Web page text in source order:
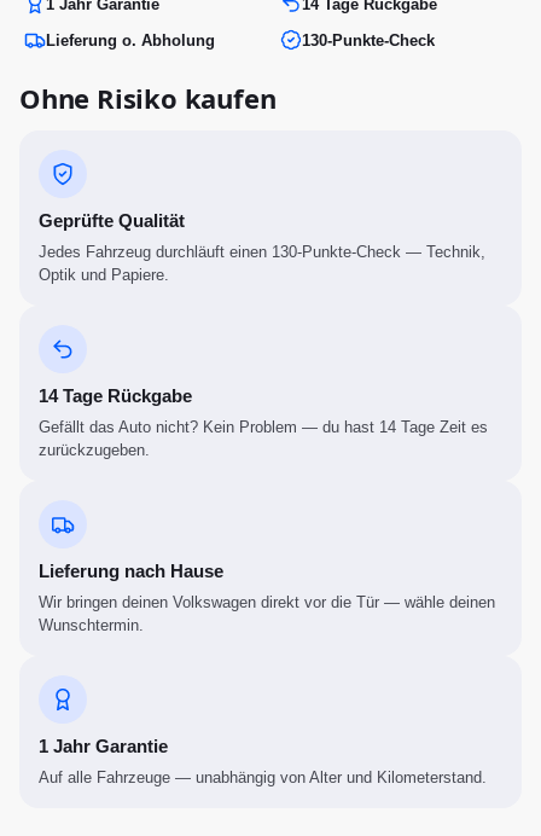
1 Jahr Garantie
14 Tage Rückgabe
Lieferung o. Abholung
130-Punkte-Check
Ohne Risiko kaufen
Geprüfte Qualität
Jedes Fahrzeug durchläuft einen 130-Punkte-Check — Technik,
Optik und Papiere.
14 Tage Rückgabe
Gefällt das Auto nicht? Kein Problem — du hast 14 Tage Zeit es
zurückzugeben.
Lieferung nach Hause
Wir bringen deinen Volkswagen direkt vor die Tür — wähle deinen
Wunschtermin.
1 Jahr Garantie
Auf alle Fahrzeuge — unabhängig von Alter und Kilometerstand.